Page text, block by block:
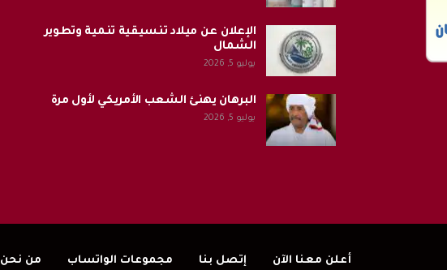
الإعلان عن ميلاد تنسيقية تنمية وتطوير
الشمال
يوليو 5, 2026
البرهان يهنئ الشعب الأمريكي لأول مرة
يوليو 5, 2026
أعلن معنا الآن إتصل بنا مجموعات الواتساب من نحن